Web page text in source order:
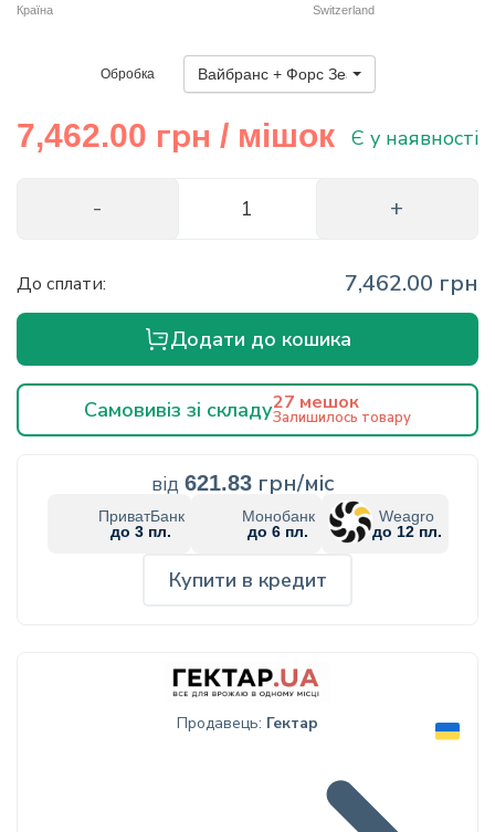
info@hectare.ua
Країна
Switzerland
Обробка Вайбранс + Форс Зеа
7,462.00 грн / мішок Є у наявності
До сплати: 7,462.00 грн
Додати до кошика
Самовивіз зі складу27 мешок
Залишилось товару
від 621.83 грн/міс
ПриватБанк
до 3 пл.
Монобанк
до 6 пл.
Weagro
до 12 пл.
Купити в кредит
Продавець: Гектар